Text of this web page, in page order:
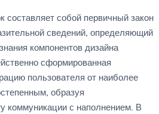
составляет собой первичный закон
сведений, определяющий
компонентов дизайна
сформированная
пользователя от наиболее
образуя
коммуникации с наполнением. В